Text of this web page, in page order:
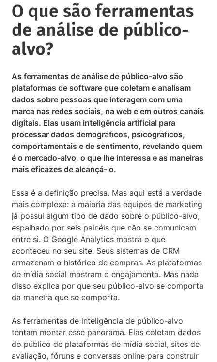
O que são ferramentas
de análise de público-
alvo?
As ferramentas de análise de público-alvo são
plataformas de software que coletam e analisam
dados sobre pessoas que interagem com uma
marca nas redes sociais, na web e em outros canais
digitais. Elas usam inteligência artificial para
processar dados demográficos, psicográficos,
comportamentais e de sentimento, revelando quem
é o mercado-alvo, o que lhe interessa e as maneiras
mais eficazes de alcançá-lo.
Essa é a definição precisa. Mas aqui está a verdade
mais complexa: a maioria das equipes de marketing
já possui algum tipo de dado sobre o público-alvo,
espalhado por seis painéis que não se comunicam
entre si. O Google Analytics mostra o que
aconteceu no seu site. Seus sistemas de CRM
armazenam o histórico de compras. As plataformas
de mídia social mostram o engajamento. Mas nada
disso explica por que seu público-alvo se comporta
da maneira que se comporta.
As ferramentas de inteligência de público-alvo
tentam montar esse panorama. Elas coletam dados
do público de plataformas de mídia social, sites de
avaliação, fóruns e conversas online para construir